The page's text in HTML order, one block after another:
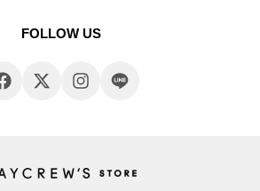
FOLLOW US